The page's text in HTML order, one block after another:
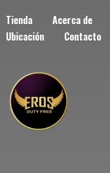
Tienda
Acerca de
Ubicación
Contacto